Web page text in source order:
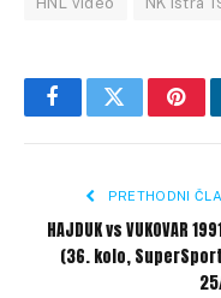
FacebookTwitter
PRETHODNI
HAJDUK vs VUKOVAR
(36. kolo,